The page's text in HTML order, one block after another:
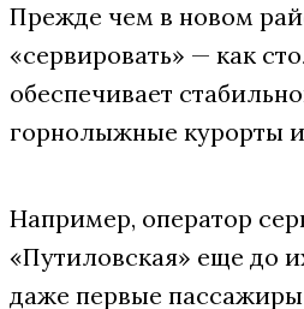
Прежде чем в новом
«сервировать» — как
обеспечивает
горнолыжные курорты
Например, оператор
«Путиловская» еще до
даже первые